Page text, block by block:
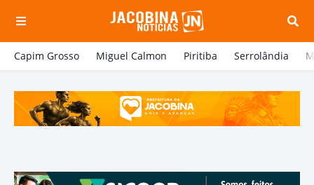
Capim Grosso Miguel Calmon Piritiba Serrolândia